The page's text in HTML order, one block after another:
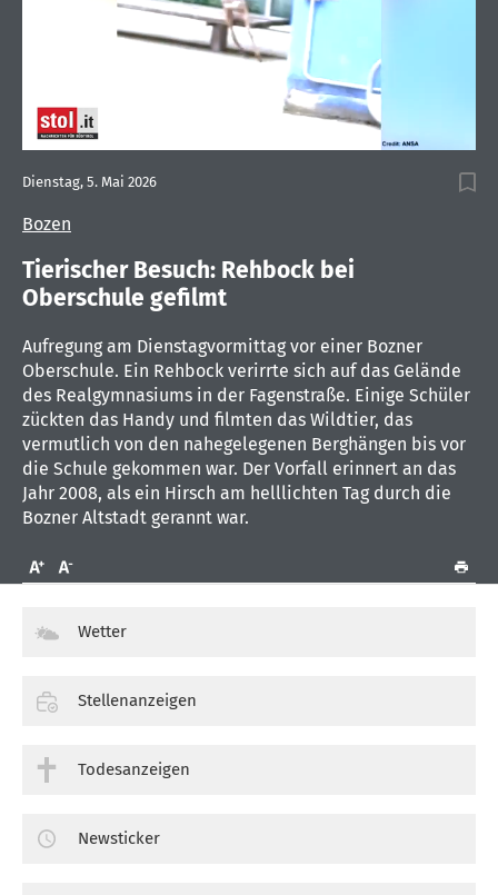
of
44
Bozen
Dienstag, 5. Mai 2026
Tierischer Besuch: Rehbock bei
Oberschule gefilmt
Aufregung am Dienstagvormittag vor einer Bozner
Oberschule. Ein Rehbock verirrte sich auf das Gelände
des Realgymnasiums in der Fagenstraße. Einige Schüler
zückten das Handy und filmten das Wildtier, das
vermutlich von den nahegelegenen Berghängen bis vor
die Schule gekommen war. Der Vorfall erinnert an das
Jahr 2008, als ein Hirsch am helllichten Tag durch die
Bozner Altstadt gerannt war.
Wetter
Stellenanzeigen
Todesanzeigen
Newsticker